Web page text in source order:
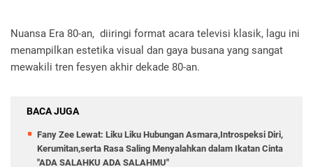
Nuansa Era 80-an, diiringi format acara televisi klasik, lagu ini
menampilkan estetika visual dan gaya busana yang sangat
mewakili tren fesyen akhir dekade 80-an.
BACA JUGA
Fany Zee Lewat: Liku Liku Hubungan Asmara,Introspeksi Diri,
Kerumitan,serta Rasa Saling Menyalahkan dalam Ikatan Cinta
"ADA SALAHKU ADA SALAHMU"